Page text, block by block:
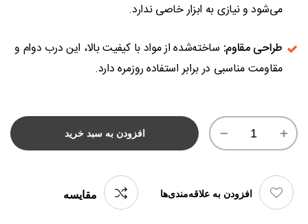
می‌شود و نیازی به ابزار خاصی ندارد.
طراحی مقاوم: ساخته‌شده از مواد با کیفیت بالا، این درب دوام و
مقاومت مناسبی در برابر استفاده روزمره دارد.
افزودن به سبد خرید
افزودن به علاقه‌مندی‌ها مقایسه